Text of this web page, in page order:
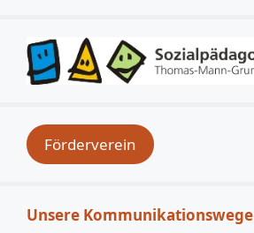
Förderverein
Unsere Kommunikationswege